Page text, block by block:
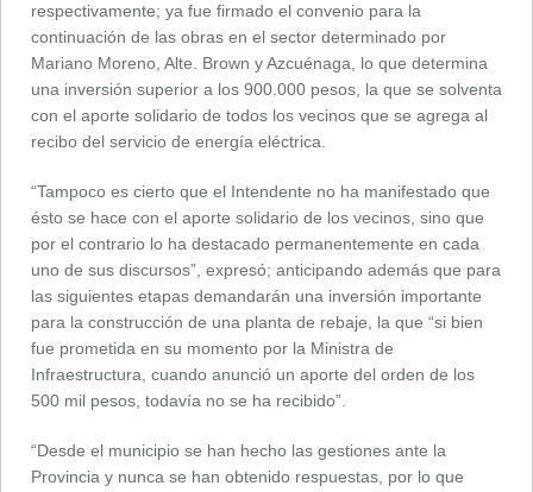
respectivamente; ya fue firmado el convenio para la
continuación de las obras en el sector determinado por
Mariano Moreno, Alte. Brown y Azcuénaga, lo que determina
una inversión superior a los 900.000 pesos, la que se solventa
con el aporte solidario de todos los vecinos que se agrega al
recibo del servicio de energía eléctrica.
“Tampoco es cierto que el Intendente no ha manifestado que
ésto se hace con el aporte solidario de los vecinos, sino que
por el contrario lo ha destacado permanentemente en cada
uno de sus discursos”, expresó; anticipando además que para
las siguientes etapas demandarán una inversión importante
para la construcción de una planta de rebaje, la que “si bien
fue prometida en su momento por la Ministra de
Infraestructura, cuando anunció un aporte del orden de los
500 mil pesos, todavía no se ha recibido”.
“Desde el municipio se han hecho las gestiones ante la
Provincia y nunca se han obtenido respuestas, por lo que